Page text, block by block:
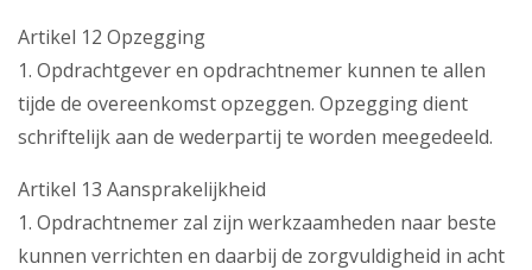
Artikel 12 Opzegging
1. Opdrachtgever en opdrachtnemer kunnen te allen
tijde de overeenkomst opzeggen. Opzegging dient
schriftelijk aan de wederpartij te worden meegedeeld.
Artikel 13 Aansprakelijkheid
1. Opdrachtnemer zal zijn werkzaamheden naar beste
kunnen verrichten en daarbij de zorgvuldigheid in acht